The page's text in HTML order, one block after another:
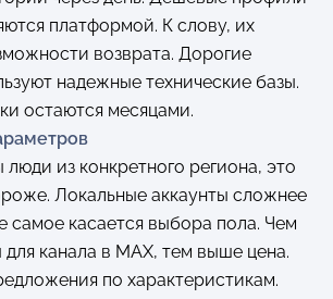
платформой. К слову, их
возврата. Дорогие
надежные технические базы.
остаются месяцами.
из конкретного региона, это
Локальные аккаунты сложнее
самое касается выбора пола. Чем
канала в MAX, тем выше цена.
по характеристикам.